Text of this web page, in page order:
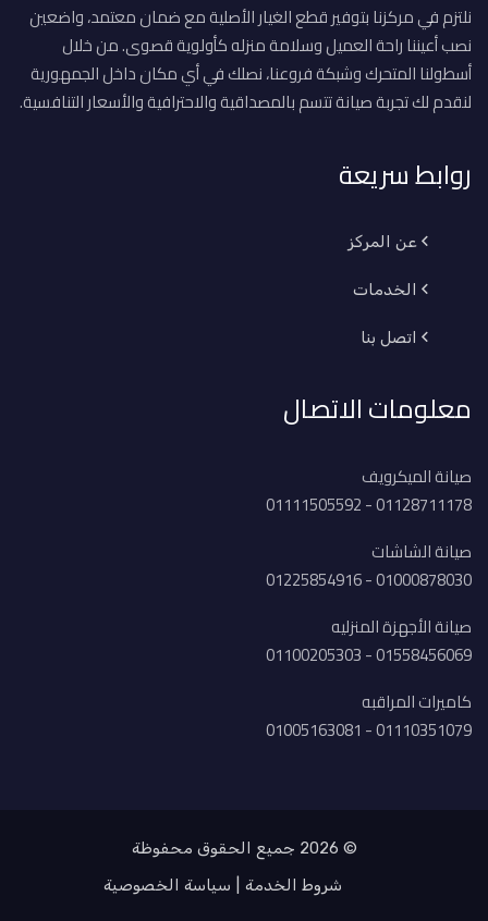
نلتزم في مركزنا بتوفير قطع الغيار الأصلية مع ضمان معتمد، واضعين
نصب أعيننا راحة العميل وسلامة منزله كأولوية قصوى. من خلال
أسطولنا المتحرك وشبكة فروعنا، نصلك في أي مكان داخل الجمهورية
لنقدم لك تجربة صيانة تتسم بالمصداقية والاحترافية والأسعار التنافسية.
روابط سريعة
عن المركز
الخدمات
اتصل بنا
معلومات الاتصال
صيانة الميكرويف
01128711178 - 01111505592
صيانة الشاشات
01000878030 - 01225854916
صيانة الأجهزة المنزليه
01558456069 - 01100205303
كاميرات المراقبه
01110351079 - 01005163081
© 2026 جميع الحقوق محفوظة
شروط الخدمة
سياسة الخصوصية